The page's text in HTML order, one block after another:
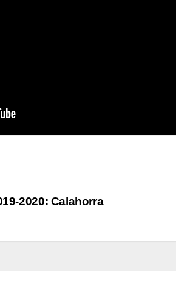
2020: Calahorra